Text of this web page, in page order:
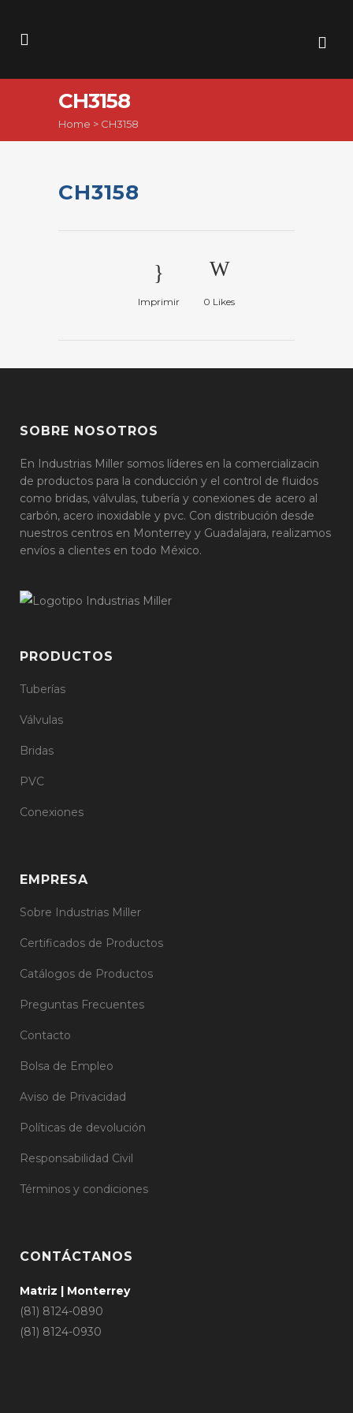
CH3158
Home > CH3158
CH3158
Imprimir 0 Likes
SOBRE NOSOTROS
En Industrias Miller somos líderes en la comercializacin
de productos para la conducción y el control de fluidos
como bridas, válvulas, tubería y conexiones de acero al
carbón, acero inoxidable y pvc. Con distribución desde
nuestros centros en Monterrey y Guadalajara, realizamos
envíos a clientes en todo México.
PRODUCTOS
Tuberías
Válvulas
Bridas
PVC
Conexiones
EMPRESA
Sobre Industrias Miller
Certificados de Productos
Catálogos de Productos
Preguntas Frecuentes
Contacto
Bolsa de Empleo
Aviso de Privacidad
Políticas de devolución
Responsabilidad Civil
Términos y condiciones
CONTÁCTANOS
Matriz | Monterrey
(81) 8124-0890
(81) 8124-0930